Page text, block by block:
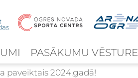
PASĀKUMU VĒSTURE
paveiktais 2024.gadā!